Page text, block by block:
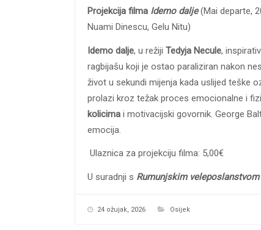
Projekcija filma Idemo dalje (Mai departe,
Nuami Dinescu, Gelu Nitu)
Idemo dalje, u režiji Tedyja Necule,
ragbijašu koji je ostao paraliziran nakon
život u sekundi mijenja kada uslijed teške
prolazi kroz težak proces emocionalne i
kolicima i motivacijski govornik. George
emocija.
Ulaznica za projekciju filma: 5,00€
U suradnji s Rumunjskim
24 ožujak, 2026 Osijek